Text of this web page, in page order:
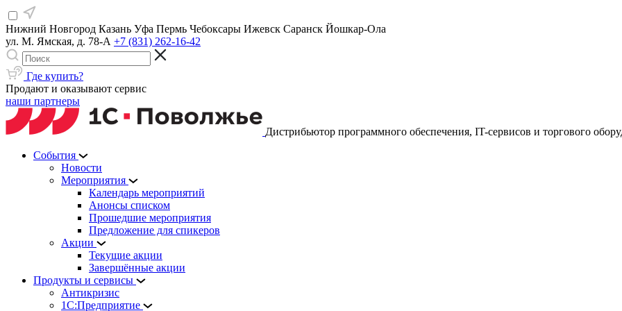
Нижний Новгород Казань Уфа Пермь Чебоксары Ижевск Саранск Йошкар-Ола
ул. М. Ямская, д. 78-А +7 (831) 262-16-42
Где купить?
Продают и оказывают сервис
наши партнеры
Дистрибьютор программного обеспечения, IT-сервисов и торгового
События
Новости
Мероприятия
Календарь мероприятий
Анонсы списком
Прошедшие мероприятия
Предложение для спикеров
Акции
Текущие акции
Завершённые акции
Продукты и сервисы
Антикризис
1С:Предприятие